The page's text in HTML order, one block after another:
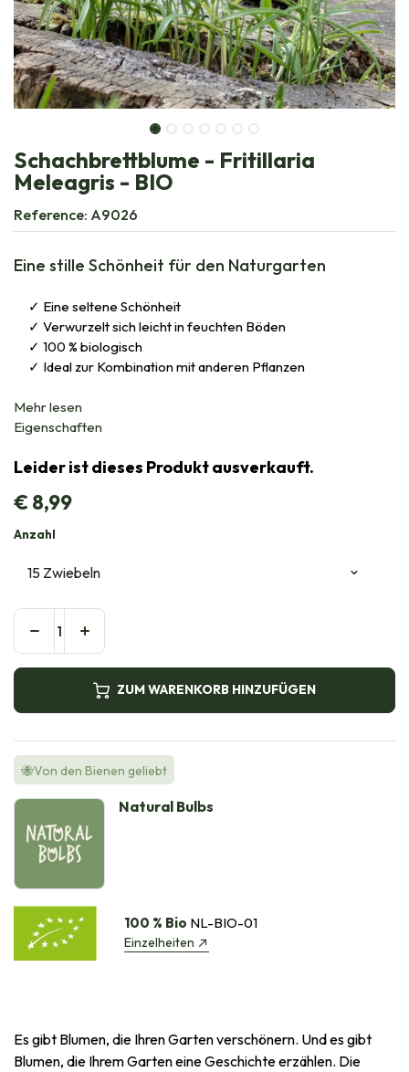
Schachbrettblume - Fritillaria
Meleagris - BIO
Reference: A9026
Eine stille Schönheit für den Naturgarten
Eine seltene Schönheit
Verwurzelt sich leicht in feuchten Böden
100 % biologisch
Ideal zur Kombination mit anderen Pflanzen
Mehr lesen
Eigenschaften
Leider ist dieses Produkt ausverkauft.
€8,99
Anzahl
ZUM WARENKORB HINZUFÜGEN
🐝Von den Bienen geliebt
Natural Bulbs
100 % Bio NL-BIO-01
Einzelheiten
Es gibt Blumen, die Ihren Garten verschönern. Und es gibt
Blumen, die Ihrem Garten eine Geschichte erzählen. Die